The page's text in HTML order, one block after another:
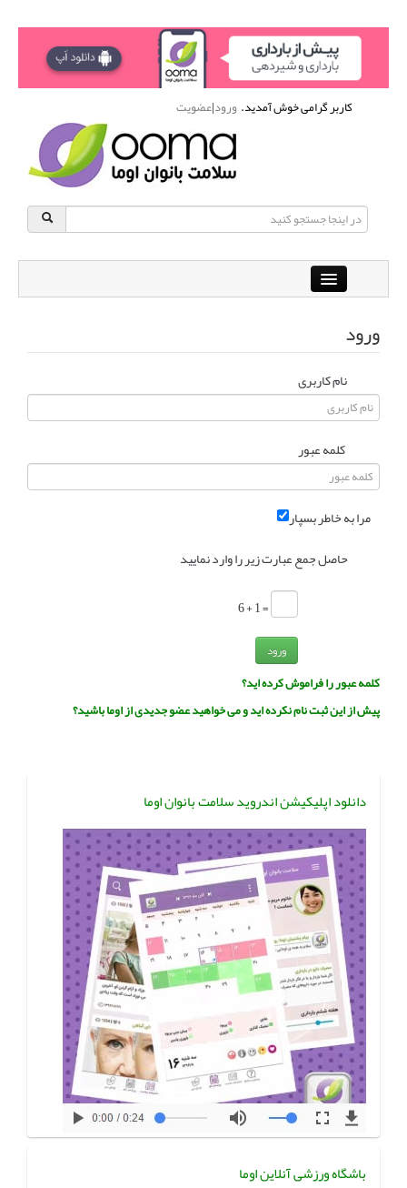
کاربر گرامی خوش آمدید.ورود|عضویت
دانشنامه سلامت بانوان
انجمن متخصصین زنان و اوما انتخاب نام کودک
فهرست مواد غذایی
تماس با ما
ورود
نام کاربری
کلمه عبور
مرا به خاطر بسپار
حاصل جمع عبارت زیر را وارد نمایید
= 1 + 6
ورود
کلمه عبور را فراموش کرده اید؟
پیش از این ثبت نام نکرده اید و می خواهید عضو جدیدی از اوما باشید؟
دانلود اپلیکیشن اندروید سلامت بانوان اوما
باشگاه ورزشی آنلاین اوما